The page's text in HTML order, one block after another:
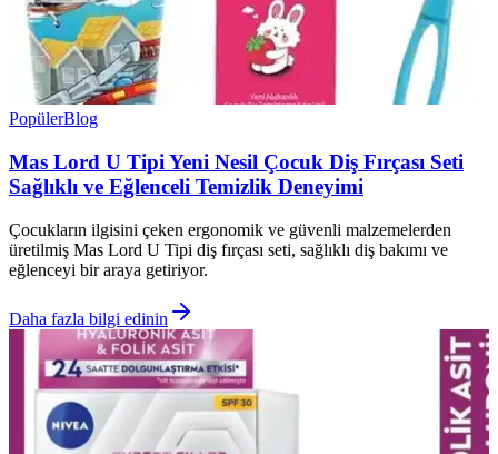
PopülerBlog
Mas Lord U Tipi Yeni Nesil Çocuk Diş Fırçası Seti
Sağlıklı ve Eğlenceli Temizlik Deneyimi
Çocukların ilgisini çeken ergonomik ve güvenli malzemelerden
üretilmiş Mas Lord U Tipi diş fırçası seti, sağlıklı diş bakımı ve
eğlenceyi bir araya getiriyor.
Daha fazla bilgi edinin